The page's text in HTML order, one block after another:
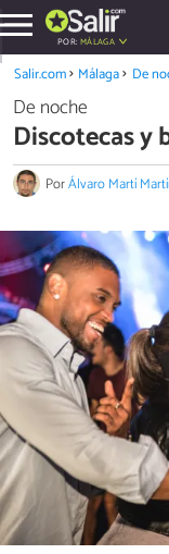
POR: MÁLAGA
Salir.com Málaga De
De noche
Discotecas y
PorÁlvaro Martí